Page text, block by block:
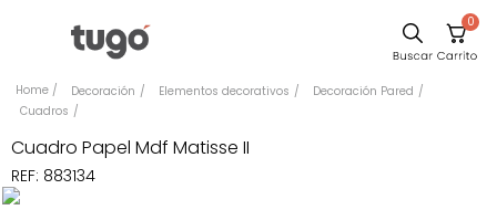
0
Decoración Elementos decorativos
Decoración Pared
Cuadros
Cuadro Papel Mdf Matisse II
REF: 883134
Comedor
Silla